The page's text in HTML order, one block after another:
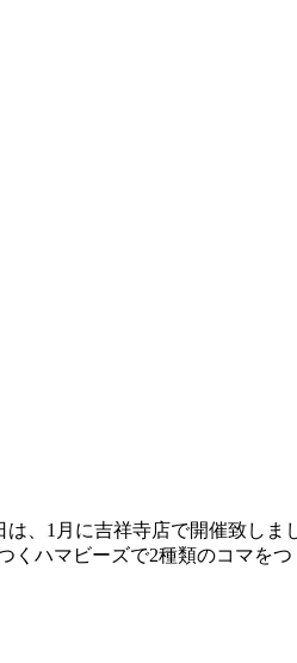
、1月に吉祥寺店で開催致しま
ハマビーズで2種類のコマを